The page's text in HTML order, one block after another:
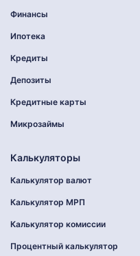
Финансы
Ипотека
Кредиты
Депозиты
Кредитные карты
Микрозаймы
Калькуляторы
Калькулятор валют
Калькулятор МРП
Калькулятор комиссии
Процентный калькулятор